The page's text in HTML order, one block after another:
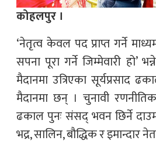
कोहलपुर ।
‘नेतृत्व केवल पद प्राप्त गर्ने
सपना पूरा गर्ने जिम्मेवारी हो’
मैदानमा उत्रिएका सूर्यप्रसाद
मैदानमा छन् । चुनावी
ढकाल पुनः संसद् भवन छिर्ने
भद्र, सालिन, बौद्धिक र इमान्दार